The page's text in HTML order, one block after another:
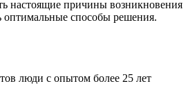
настоящие причины возникновения
оптимальные способы решения.
люди с опытом более 25 лет